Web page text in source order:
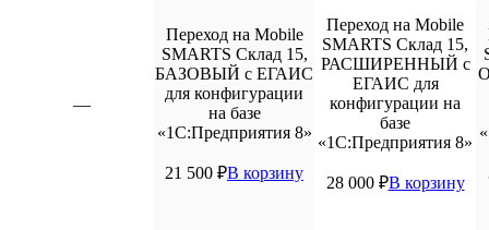
—
Переход на Mobile
SMARTS Склад 15,
БАЗОВЫЙ с ЕГАИС
для конфигурации
на базе
«1С:Предприятия 8»
21 500 ₽В корзину
Переход на Mobile
SMARTS Склад 15,
РАСШИРЕННЫЙ с
ЕГАИС для
конфигурации на
базе
«1С:Предприятия 8»
28 000 ₽В корзину